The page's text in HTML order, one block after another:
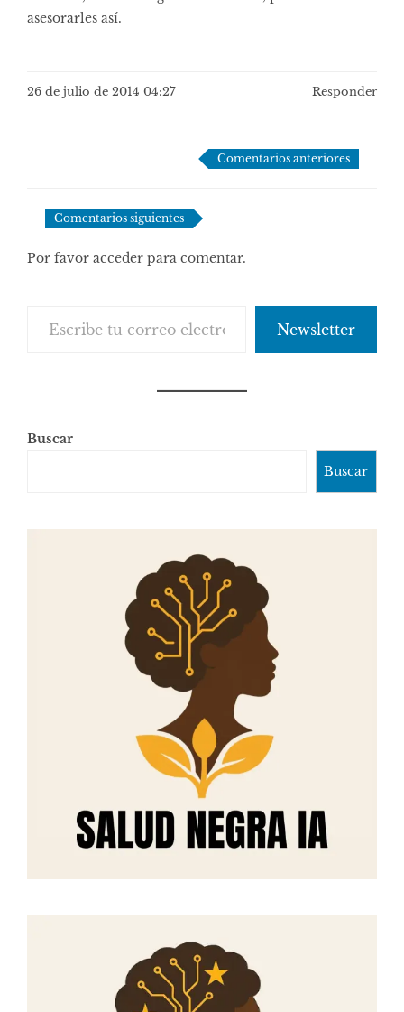
asesorarles así.
26 de julio de 2014 04:27 Responder
comentarios
Comentarios anteriores
Comentarios siguientes
Por favor acceder para comentar.
Newsletter
Buscar
Buscar